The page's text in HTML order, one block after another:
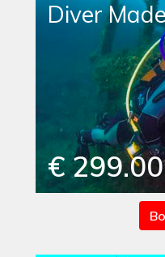
Diver
€ 299.00